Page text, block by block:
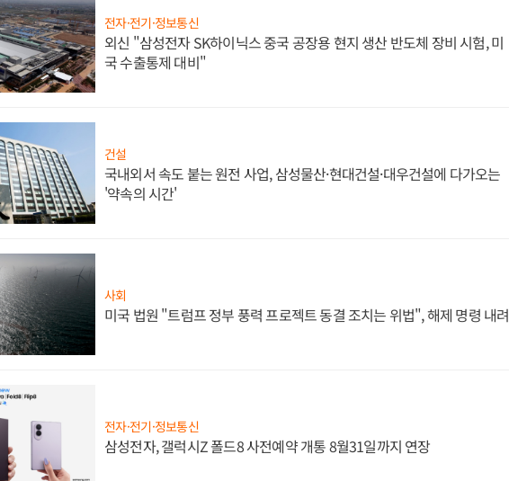
전자·전기·정보통신
외신 "삼성전자 SK하이닉스 중국 공장용 현지 생산 반도체 장비 시험, 미
국 수출통제 대비"
건설
국내외서 속도 붙는 원전 사업, 삼성물산·현대건설·대우건설에 다가오는
'약속의 시간'
사회
미국 법원 "트럼프 정부 풍력 프로젝트 동결 조치는 위법", 해제 명령 내려
전자·전기·정보통신
삼성전자, 갤럭시Z 폴드8 사전예약 개통 8월31일까지 연장